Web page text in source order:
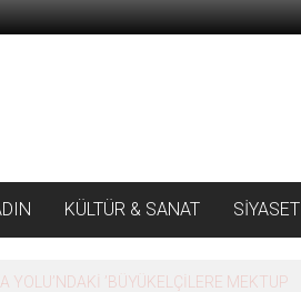
KÜLTÜR & SANAT SİYASET
YOLU’NDAKİ ’BÜYÜKELÇİLERE MEKTUP